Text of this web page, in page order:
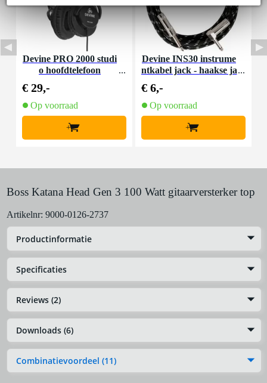
Devine PRO 2000 studi
o hoofdtelefoon
€ 29,-
Op voorraad
+
Devine INS30 instrume
ntkabel jack - haakse ja
€ 6,-
Op voorraad
+
Boss Katana Head Gen 3 100 Watt gitaarversterker top
Artikelnr: 9000-0126-2737
Productinformatie
Specificaties
Reviews (2)
Downloads (6)
Combinatievoordeel (11)